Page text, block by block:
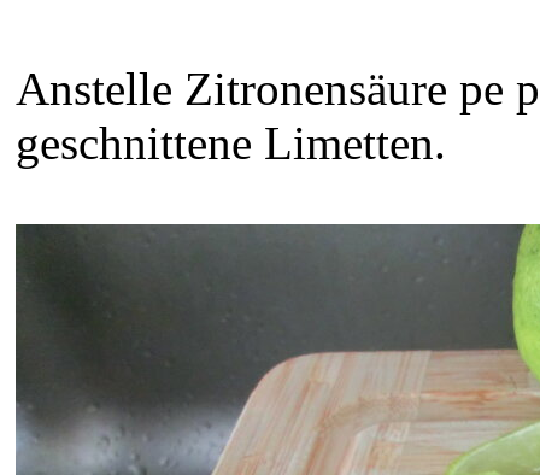
Anstelle Zitronensäure pe
geschnittene Limetten.